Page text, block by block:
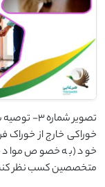
تصویر
خوراکی خارج از خوراک
خود (به خصوص مواد
متخصصین کسب نظر